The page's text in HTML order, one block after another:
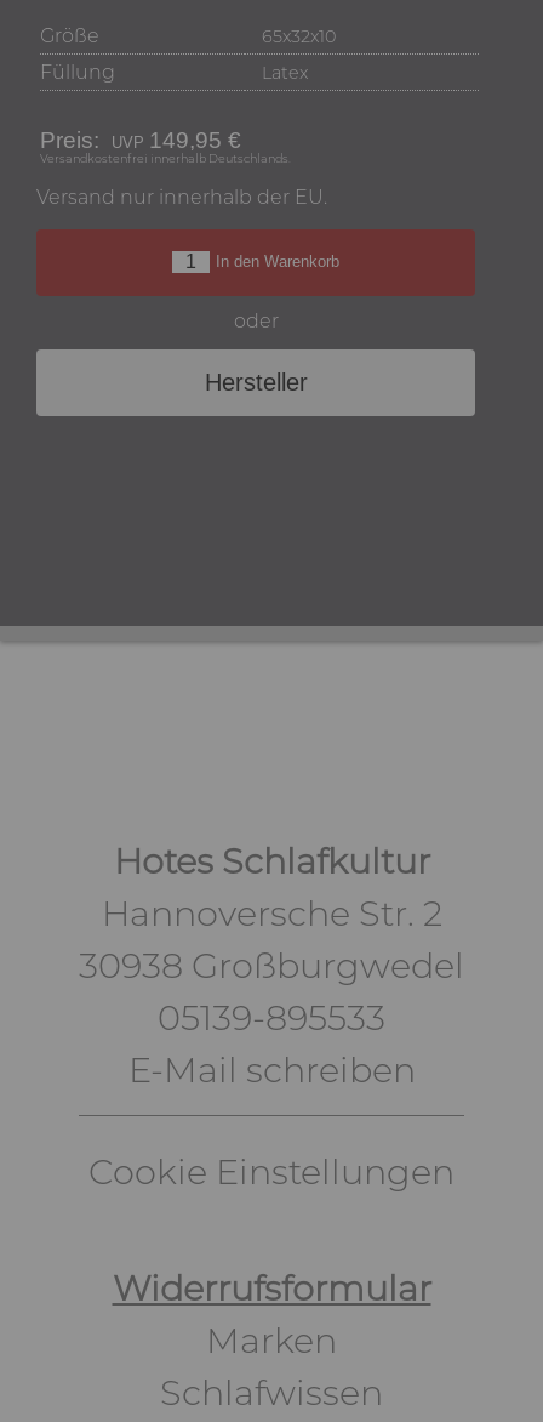
Größe 65x32x10
Füllung Latex
Preis: 149,95 €
Versandkostenfrei innerhalb Deutschlands.
Versand nur innerhalb der EU.
In den Warenkorb
oder
Hersteller
Hotes Schlafkultur
Hannoversche Str. 2
30938 Großburgwedel
05139-895533
E-Mail schreiben
Cookie Einstellungen
Widerrufsformular
Marken
Schlafwissen